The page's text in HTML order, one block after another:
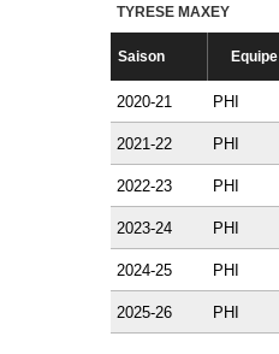
TYRESE MAXEY
Saison Equipe
2020-21 PHI
2021-22 PHI
2022-23 PHI
2023-24 PHI
2024-25 PHI
2025-26 PHI